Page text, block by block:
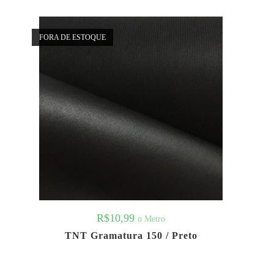
FORA DE ESTOQUE
R$10,99 o Metro
TNT Gramatura 150 / Preto